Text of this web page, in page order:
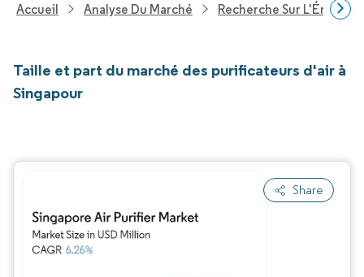
Accueil Analyse Du Marché Recherche Sur
Taille et part du marché des purificateurs d'air à
Singapour
Share